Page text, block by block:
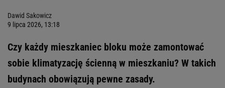
Dawid Sakowicz
9 lipca 2026, 13:18
Czy każdy mieszkaniec bloku może zamontować
sobie klimatyzację ścienną w mieszkaniu? W takich
budynach obowiązują pewne zasady.